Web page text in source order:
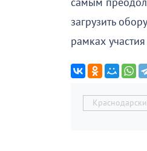
загрузить
рамках